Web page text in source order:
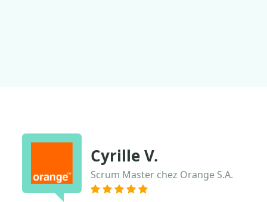
Cyrille V.
Scrum Master chez Orange S.A.